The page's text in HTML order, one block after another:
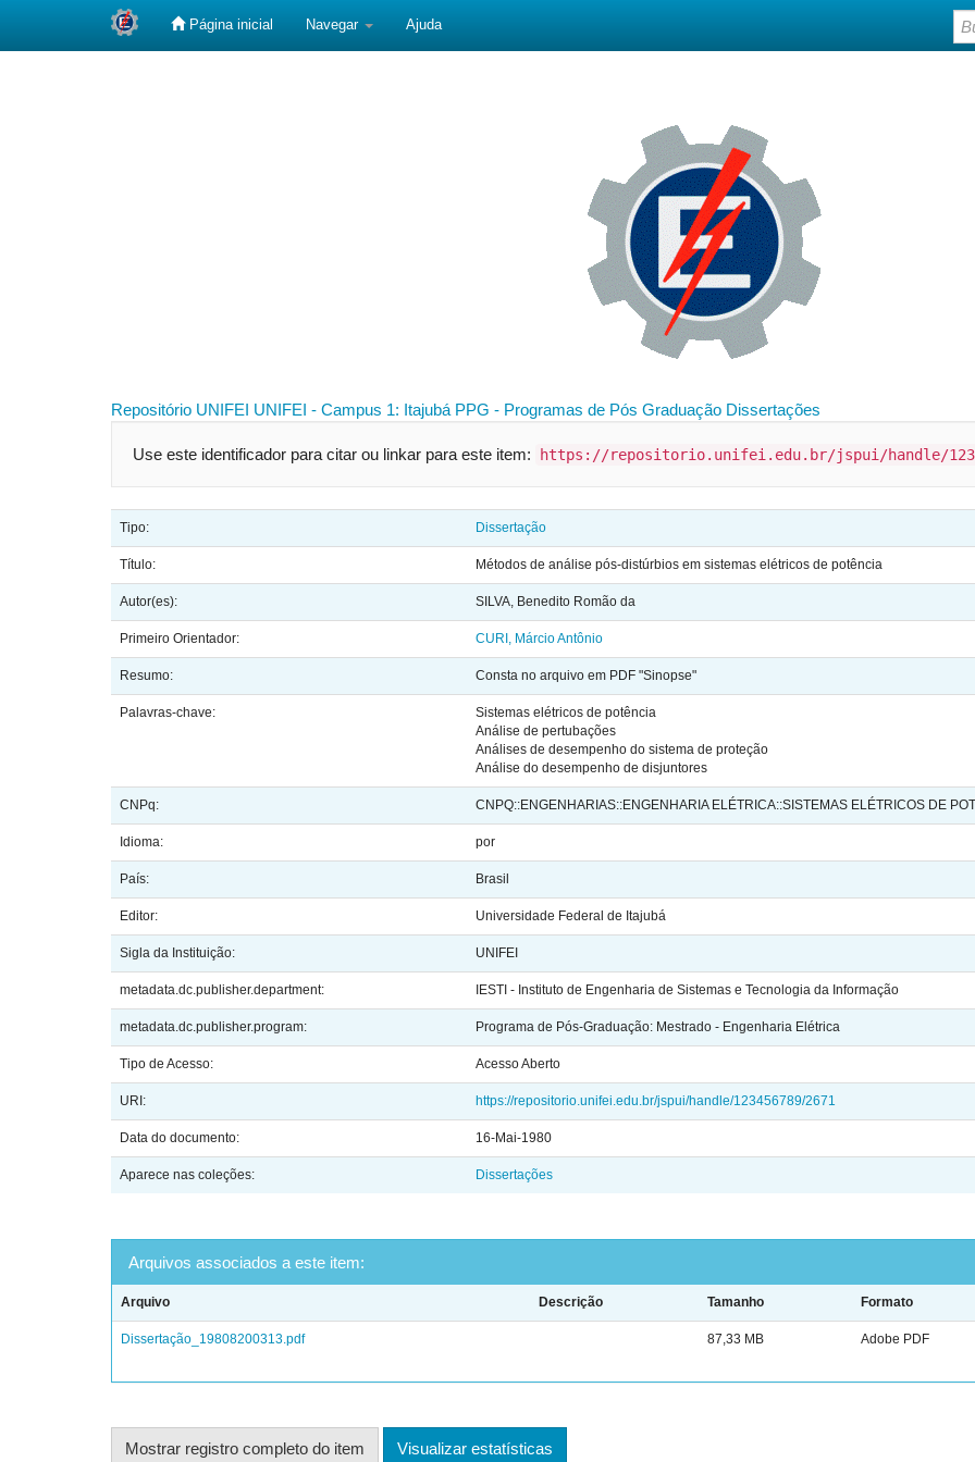
Página inicial Navegar Ajuda
Repositório UNIFEI UNIFEI - Campus 1: Itajubá PPG - Programas de Pós Graduação Dissertações
Use este identificador para citar ou linkar para este item: https://repositorio.unifei.edu.br/jspui/handle/
Tipo: Dissertação
Título: Métodos de análise pós-distúrbios em sistemas elétricos de potência
Autor(es): SILVA, Benedito Romão da
Primeiro Orientador: CURI, Márcio Antônio
Resumo: Consta no arquivo em PDF "Sinopse"
Palavras-chave:
Sistemas elétricos de potência
Análise de pertubações
Análises de desempenho do sistema de proteção
Análise do desempenho de disjuntores
CNPq: CNPQ::ENGENHARIAS::ENGENHARIA ELÉTRICA::SISTEMAS ELÉTRICOS DE
Idioma: por
País: Brasil
Editor: Universidade Federal de Itajubá
Sigla da Instituição: UNIFEI
metadata.dc.publisher.department: IESTI - Instituto de Engenharia de Sistemas e Tecnologia da Informação
metadata.dc.publisher.program: Programa de Pós-Graduação: Mestrado - Engenharia Elétrica
Tipo de Acesso: Acesso Aberto
URI: https://repositorio.unifei.edu.br/jspui/handle/123456789/2671
Data do documento: 16-Mai-1980
Aparece nas coleções: Dissertações
Arquivos associados a este item:
Arquivo Descrição Tamanho Formato
Dissertação_19808200313.pdf 87,33 MB Adobe PDF
Mostrar registro completo do item Visualizar estatísticas